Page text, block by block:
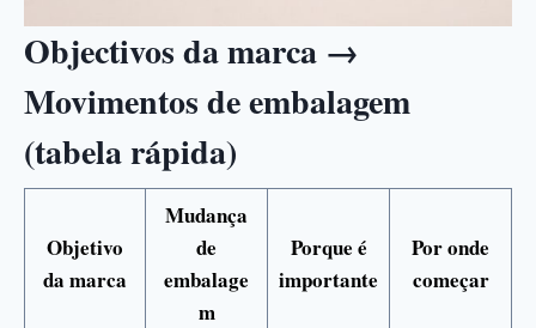
Objectivos da marca →
Movimentos de embalagem
(tabela rápida)
Objetivo
da marca
Mudança
de
embalage
m
Porque é
importante
Por onde
começar